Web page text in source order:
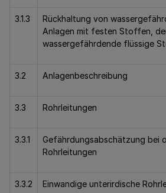
3.1.3
Rückhaltung von
Anlagen mit festen Stoffen,
wassergefährdende flüssige
3.2 Anlagenbeschreibung
3.3 Rohrleitungen
3.3.1
Gefährdungsabschätzung bei
Rohrleitungen
3.3.2 Einwandige unterirdische